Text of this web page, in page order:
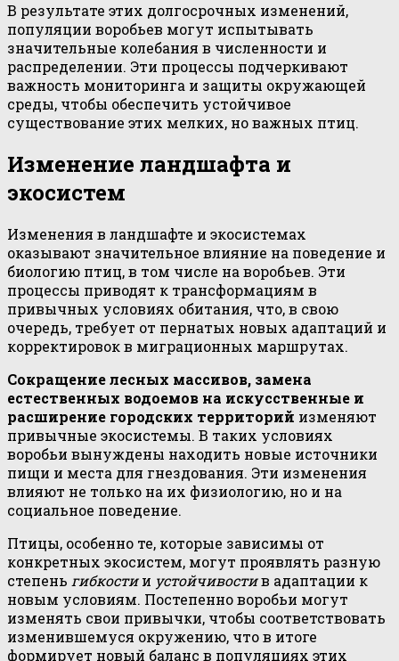
В результате этих долгосрочных изменений,
популяции воробьев могут испытывать
значительные колебания в численности и
распределении. Эти процессы подчеркивают
важность мониторинга и защиты окружающей
среды, чтобы обеспечить устойчивое
существование этих мелких, но важных птиц.
Изменение ландшафта и
экосистем
Изменения в ландшафте и экосистемах
оказывают значительное влияние на поведение и
биологию птиц, в том числе на воробьев. Эти
процессы приводят к трансформациям в
привычных условиях обитания, что, в свою
очередь, требует от пернатых новых адаптаций и
корректировок в миграционных маршрутах.
Сокращение лесных массивов, замена
естественных водоемов на искусственные и
расширение городских территорий изменяют
привычные экосистемы. В таких условиях
воробьи вынуждены находить новые источники
пищи и места для гнездования. Эти изменения
влияют не только на их физиологию, но и на
социальное поведение.
Птицы, особенно те, которые зависимы от
конкретных экосистем, могут проявлять разную
степень гибкостии устойчивостив адаптации к
новым условиям. Постепенно воробьи могут
изменять свои привычки, чтобы соответствовать
изменившемуся окружению, что в итоге
формирует новый баланс в популяциях этих